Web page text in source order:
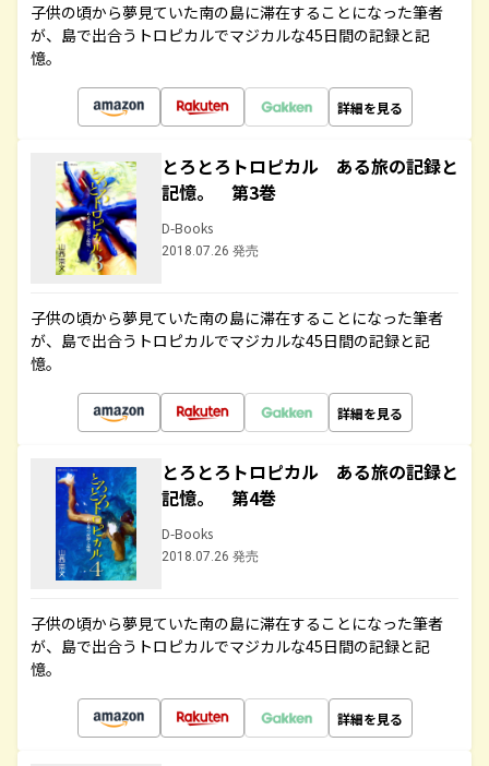
子供の頃から夢見ていた南の島に滞在することになった筆者
が、島で出合うトロピカルでマジカルな45日間の記録と記
憶。
詳細を見る
とろとろトロピカル ある旅の記録と
記憶。 第3巻
D-Books
2018.07.26 発売
子供の頃から夢見ていた南の島に滞在することになった筆者
が、島で出合うトロピカルでマジカルな45日間の記録と記
憶。
詳細を見る
とろとろトロピカル ある旅の記録と
記憶。 第4巻
D-Books
2018.07.26 発売
子供の頃から夢見ていた南の島に滞在することになった筆者
が、島で出合うトロピカルでマジカルな45日間の記録と記
憶。
詳細を見る